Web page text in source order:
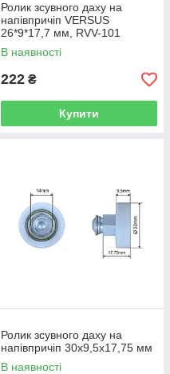
Ролик зсувного даху на
напівпричіп VERSUS
26*9*17,7 мм, RVV-101
В наявності
222 ₴
Купити
Ролик зсувного даху на
напівпричіп 30х9,5х17,75 мм
В наявності